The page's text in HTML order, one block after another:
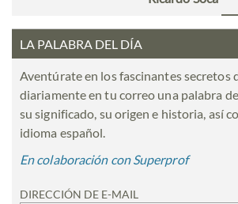
LA PALABRA DEL DÍA
Aventúrate en los fascinantes secretos
diariamente en tu correo una palabra
su significado, su origen e historia, así
idioma español.
En colaboración con Superprof
DIRECCIÓN DE E-MAIL